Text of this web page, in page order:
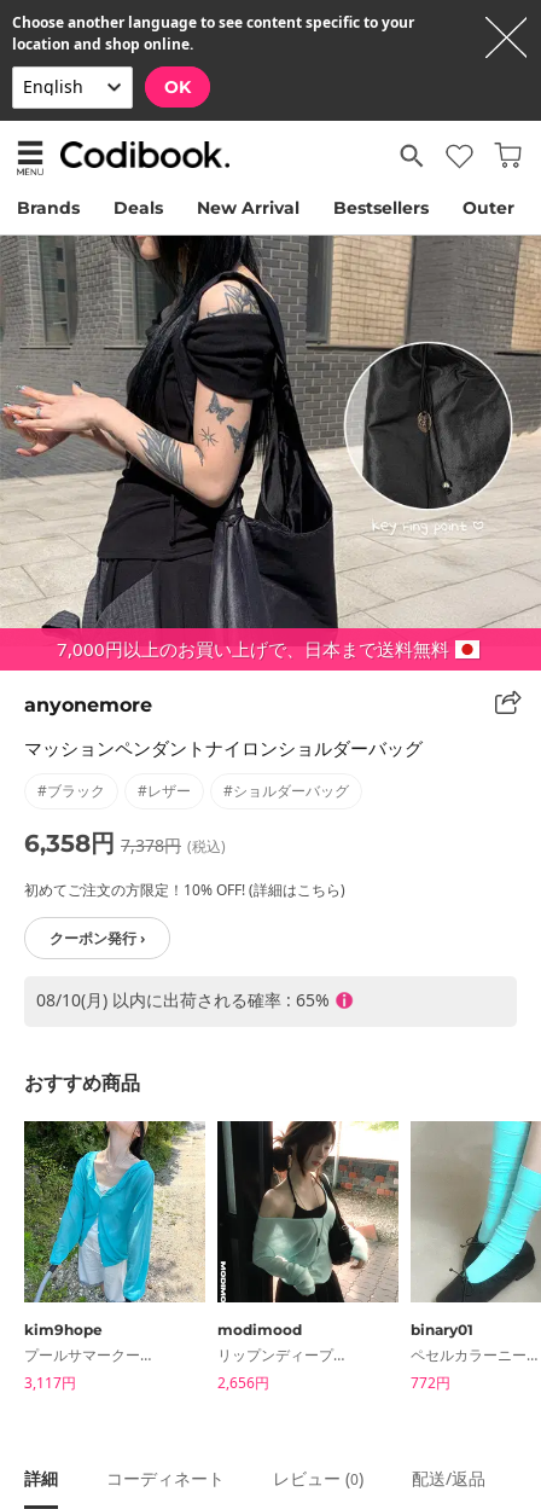
Choose another language to see content specific to your
location and shop online.
OK
Brands Deals New Arrival Bestsellers Outer
7,000円以上のお買い上げで、日本まで送料無料
anyonemore
マッションペンダントナイロンショルダーバッグ
#ブラック #レザー #ショルダーバッグ
6,358円 7,378円 (税込)
初めてご注文の方限定！10% OFF! (詳細はこちら)
クーポン発行 ›
08/10(月) 以内に出荷される確率 : 65%
おすすめ商品
kim9hope
プールサマークールフードカーディガン
3,117円
modimood
リップンディープVリブニット透け感ロングスリーブTシャツ
2,656円
binary01
ペセルカラーニーソックス
772円
詳細 コーディネート レビュー (0) 配送/返品